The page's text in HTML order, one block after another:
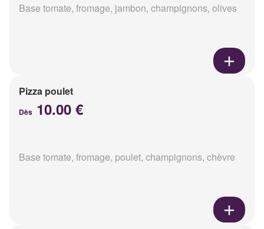
Base tomate, fromage, jambon, champignons, olives
Pizza poulet
Dès 10.00 €
Base tomate, fromage, poulet, champignons, chèvre